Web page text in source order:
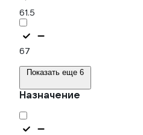
61.5
67
Показать еще 6
Назначение